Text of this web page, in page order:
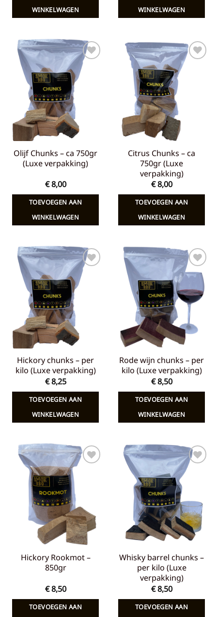
WINKELWAGEN
WINKELWAGEN
Toevoegen
aan
verlanglijst
Olijf Chunks – ca 750gr
(Luxe verpakking)
€8,00
TOEVOEGEN AAN
WINKELWAGEN
Toevoegen
verlanglijst
Citrus Chunks – ca
750gr (Luxe
verpakking)
€8,00
TOEVOEGEN AAN
WINKELWAGEN
Toevoegen
aan
verlanglijst
Hickory chunks – per
kilo (Luxe verpakking)
€8,25
TOEVOEGEN AAN
WINKELWAGEN
Toevoegen
aan
verlanglijst
Rode wijn chunks – per
kilo (Luxe verpakking)
€8,50
TOEVOEGEN AAN
WINKELWAGEN
Toevoegen
verlanglijst
Hickory Rookmot –
850gr
€8,50
TOEVOEGEN AAN
Toevoegen
aan
verlanglijst
Whisky barrel chunks –
per kilo (Luxe
verpakking)
€8,50
TOEVOEGEN AAN